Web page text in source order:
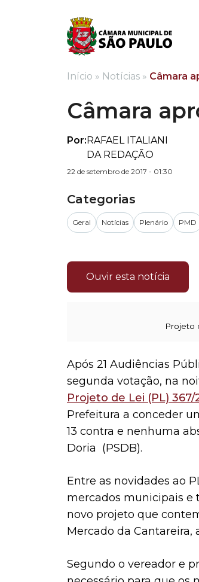
Câmara aprova
Início » Notícias » Câmara
Câmara
Por:RAFAEL ITALIANI
DA REDAÇÃO
22 de setembro de 2017 - 01:30
Categorias
Geral Notícias Plenário PMD
Ouvir esta notícia
Projeto
Após 21 Audiências
segunda votação, na
Projeto de Lei (PL) 367/
Prefeitura a conceder
13 contra e nenhuma
Doria (PSDB).
Entre as novidades ao
mercados municipais e
novo projeto que
Mercado da Cantareira,
Segundo o vereador e